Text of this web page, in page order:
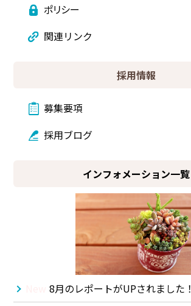
ポリシー
関連リンク
採用情報
募集要項
採用ブログ
インフォメーション一覧
8月のレポートがUPされました！